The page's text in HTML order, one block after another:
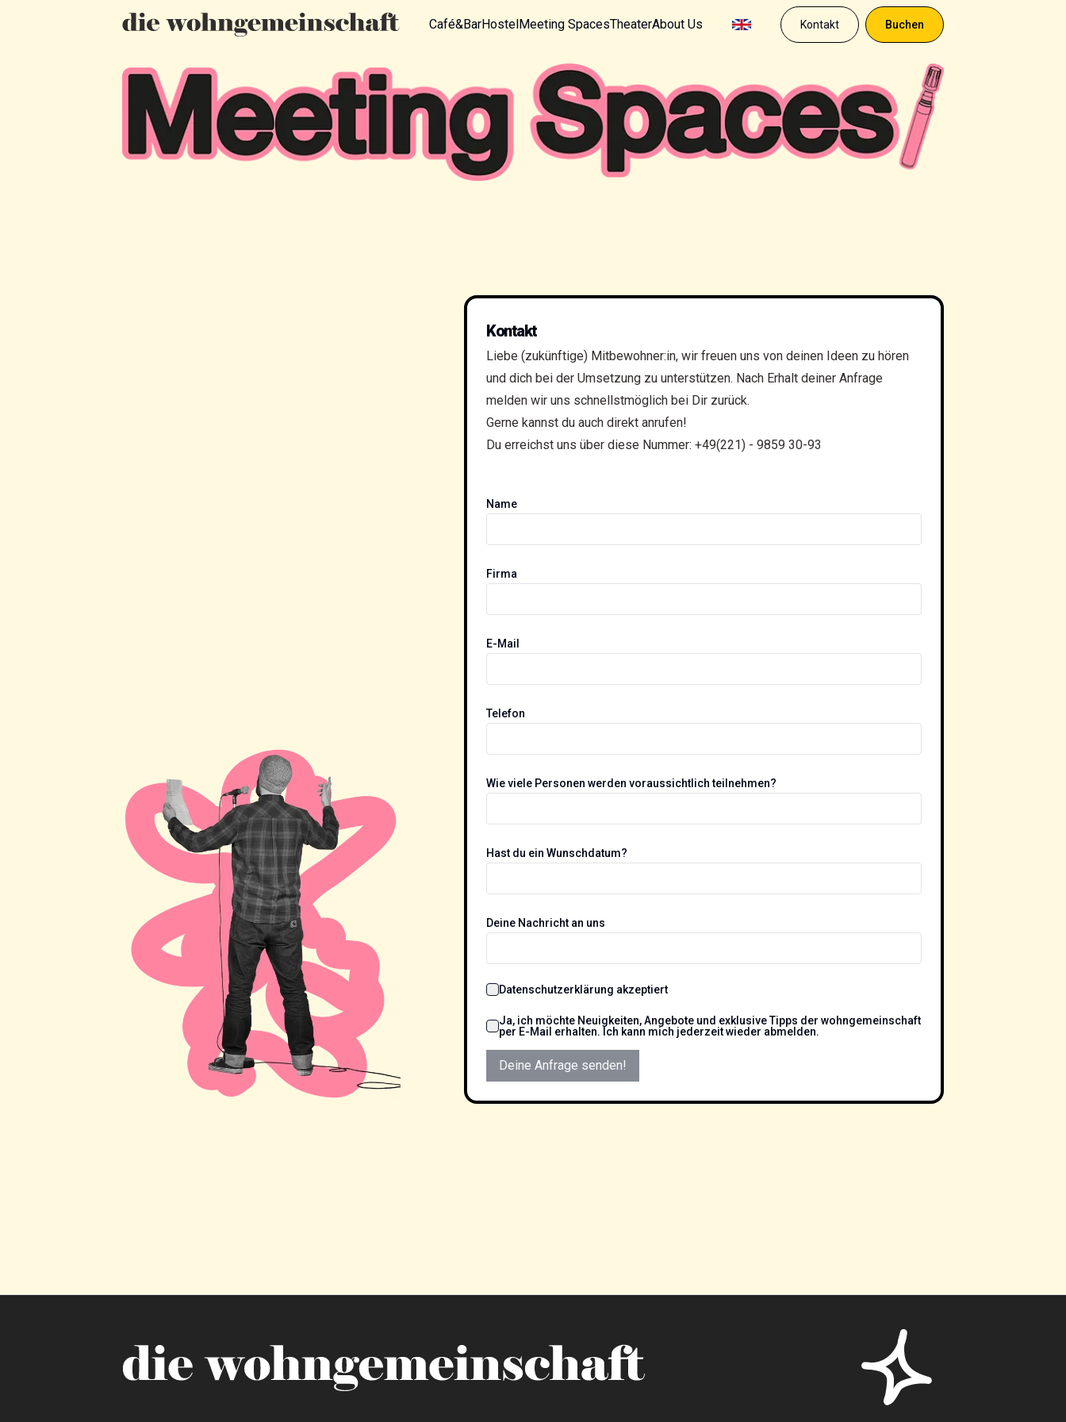
Café&BarHostelMeeting SpacesTheaterAbout Us Kontakt Buchen
Kontakt
Liebe (zukünftige) Mitbewohner:in, wir freuen uns von deinen Ideen zu hören
und dich bei der Umsetzung zu unterstützen. Nach Erhalt deiner Anfrage
melden wir uns schnellstmöglich bei Dir zurück.
Gerne kannst du auch direkt anrufen!
Du erreichst uns über diese Nummer:+49(221) - 9859 30-93
Name
Firma
E-Mail
Telefon
Wie viele Personen werden voraussichtlich teilnehmen?
Hast du ein Wunschdatum?
Deine Nachricht an uns
Datenschutzerklärung akzeptiert
Ja, ich möchte Neuigkeiten, Angebote und exklusive Tipps der wohngemeinschaft
per E-Mail erhalten. Ich kann mich jederzeit wieder abmelden.
Deine Anfrage senden!